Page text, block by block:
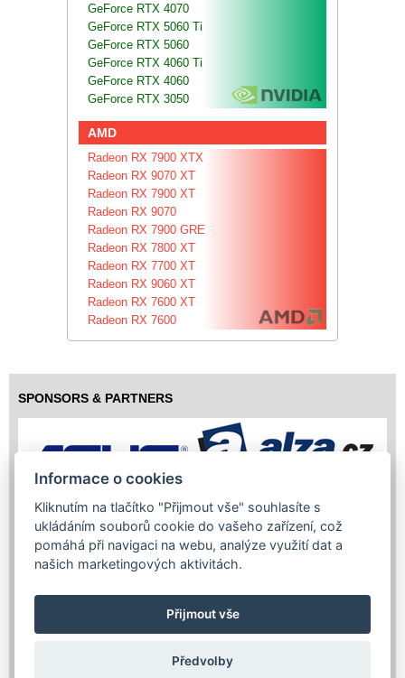
GeForce RTX 4070
GeForce RTX 5060 Ti
GeForce RTX 5060
GeForce RTX 4060 Ti
GeForce RTX 4060
GeForce RTX 3050
AMD
Radeon RX 7900 XTX
Radeon RX 9070 XT
Radeon RX 7900 XT
Radeon RX 9070
Radeon RX 7900 GRE
Radeon RX 7800 XT
Radeon RX 7700 XT
Radeon RX 9060 XT
Radeon RX 7600 XT
Radeon RX 7600
SPONSORS & PARTNERS
Copyright (c) 2026 InfoTrade Powered by ASP.NET & MS SQL
Informace o cookies
Kliknutím na tlačítko "Přijmout vše" souhlasíte s
ukládáním souborů cookie do vašeho zařízení, což
pomáhá při navigaci na webu, analýze využití dat a
našich marketingových aktivitách.
Přijmout vše
Předvolby